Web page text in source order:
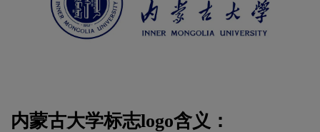
内蒙古大学标志logo含义：